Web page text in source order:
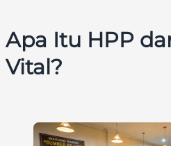
Apa Itu HPP
Vital?